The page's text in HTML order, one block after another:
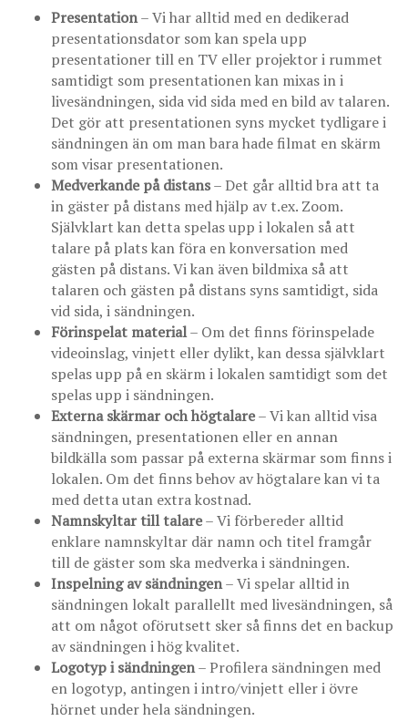
Presentation– Vi har alltid med en dedikerad
presentationsdator som kan spela upp
presentationer till en TV eller projektor i rummet
samtidigt som presentationen kan mixas in i
livesändningen, sida vid sida med en bild av talaren.
Det gör att presentationen syns mycket tydligare i
sändningen än om man bara hade filmat en skärm
som visar presentationen.
Medverkande på distans– Det går alltid bra att ta
in gäster på distans med hjälp av t.ex. Zoom.
Självklart kan detta spelas upp i lokalen så att
talare på plats kan föra en konversation med
gästen på distans. Vi kan även bildmixa så att
talaren och gästen på distans syns samtidigt, sida
vid sida, i sändningen.
Förinspelat material– Om det finns förinspelade
videoinslag, vinjett eller dylikt, kan dessa självklart
spelas upp på en skärm i lokalen samtidigt som det
spelas upp i sändningen.
Externa skärmar och högtalare– Vi kan alltid visa
sändningen, presentationen eller en annan
bildkälla som passar på externa skärmar som finns i
lokalen. Om det finns behov av högtalare kan vi ta
med detta utan extra kostnad.
Namnskyltar till talare– Vi förbereder alltid
enklare namnskyltar där namn och titel framgår
till de gäster som ska medverka i sändningen.
Inspelning av sändningen– Vi spelar alltid in
sändningen lokalt parallellt med livesändningen, så
att om något oförutsett sker så finns det en backup
av sändningen i hög kvalitet.
Logotyp i sändningen– Profilera sändningen med
en logotyp, antingen i intro/vinjett eller i övre
hörnet under hela sändningen.